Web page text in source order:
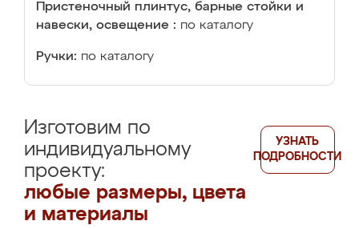
Пристеночный плинтус, барные стойки и
навески, освещение : по каталогу
Ручки: по каталогу
Изготовим по
индивидуальному
проекту:
любые размеры, цвета
и материалы
УЗНАТЬ
ПОДРОБНОСТИ